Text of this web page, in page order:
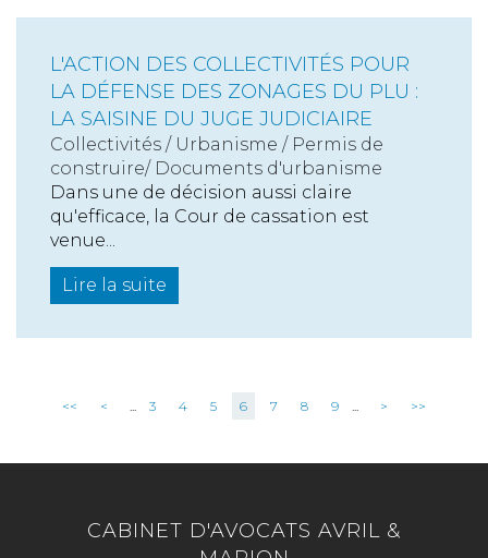
L'ACTION DES COLLECTIVITÉS POUR
LA DÉFENSE DES ZONAGES DU PLU :
LA SAISINE DU JUGE JUDICIAIRE
Collectivités / Urbanisme / Permis de
construire/ Documents d'urbanisme
Dans une de décision aussi claire
qu'efficace, la Cour de cassation est
venue...
Lire la suite
<< < ... 3 4 5 6 7 8 9 ... > >>
CABINET D'AVOCATS AVRIL &